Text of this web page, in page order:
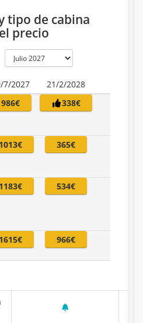
tipo de cabina
precio
7/2027 21/2/2028
986€ 338€
1013€ 365€
1183€ 534€
1615€ 966€